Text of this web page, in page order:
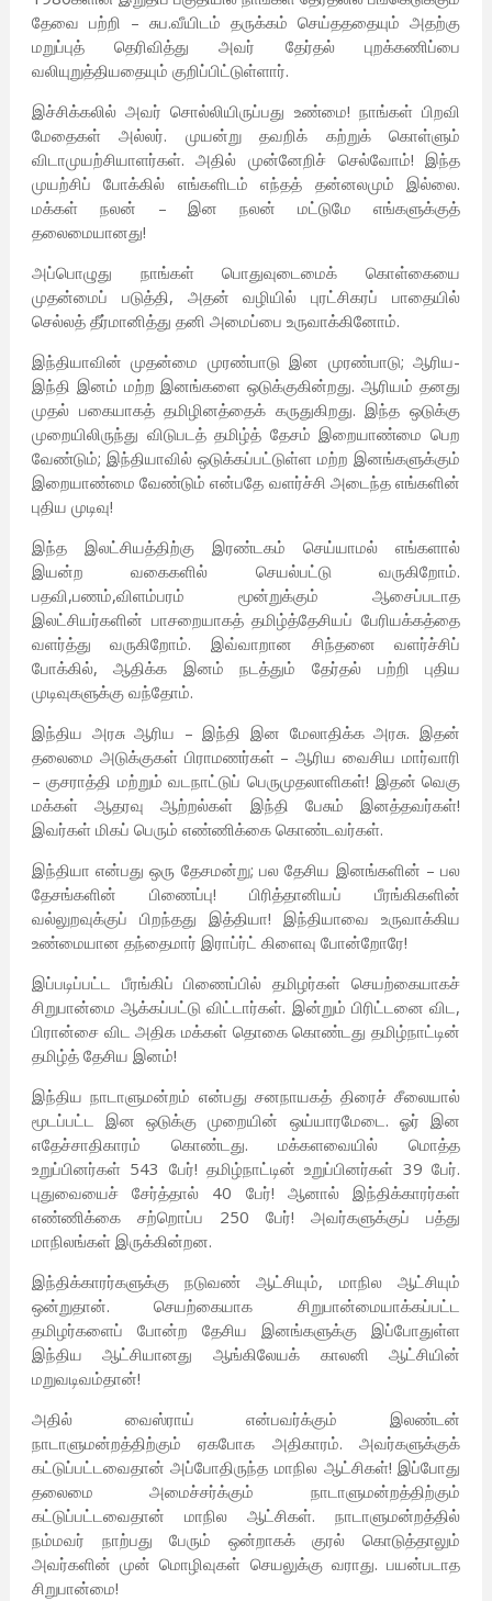
தேவை பற்றி – சுப.வீயிடம் தருக்கம் செய்தததையும் அதற்கு
மறுப்புத் தெரிவித்து அவர் தேர்தல் புறக்கணிப்பை
வலியுறுத்தியதையும் குறிப்பிட்டுள்ளார்.
இச்சிக்கலில் அவர் சொல்லியிருப்பது உண்மை! நாங்கள் பிறவி
மேதைகள் அல்லர். முயன்று தவறிக் கற்றுக் கொள்ளும்
விடாமுயற்சியாளர்கள். அதில் முன்னேறிச் செல்வோம்! இந்த
முயற்சிப் போக்கில் எங்களிடம் எந்தத் தன்னலமும் இல்லை.
மக்கள் நலன் – இன நலன் மட்டுமே எங்களுக்குத்
தலைமையானது!
அப்பொழுது நாங்கள் பொதுவுடைமைக் கொள்கையை
முதன்மைப் படுத்தி, அதன் வழியில் புரட்சிகரப் பாதையில்
செல்லத் தீர்மானித்து தனி அமைப்பை உருவாக்கினோம்.
இந்தியாவின் முதன்மை முரண்பாடு இன முரண்பாடு; ஆரிய-
இந்தி இனம் மற்ற இனங்களை ஒடுக்குகின்றது. ஆரியம் தனது
முதல் பகையாகத் தமிழினத்தைக் கருதுகிறது. இந்த ஒடுக்கு
முறையிலிருந்து விடுபடத் தமிழ்த் தேசம் இறையாண்மை பெற
வேண்டும்; இந்தியாவில் ஒடுக்கப்பட்டுள்ள மற்ற இனங்களுக்கும்
இறையாண்மை வேண்டும் என்பதே வளர்ச்சி அடைந்த எங்களின்
புதிய முடிவு!
இந்த இலட்சியத்திற்கு இரண்டகம் செய்யாமல் எங்களால்
இயன்ற வகைகளில் செயல்பட்டு வருகிறோம்.
பதவி,பணம்,விளம்பரம் மூன்றுக்கும் ஆசைப்படாத
இலட்சியர்களின் பாசறையாகத் தமிழ்த்தேசியப் பேரியக்கத்தை
வளர்த்து வருகிறோம். இவ்வாறான சிந்தனை வளர்ச்சிப்
போக்கில், ஆதிக்க இனம் நடத்தும் தேர்தல் பற்றி புதிய
முடிவுகளுக்கு வந்தோம்.
இந்திய அரசு ஆரிய – இந்தி இன மேலாதிக்க அரசு. இதன்
தலைமை அடுக்குகள் பிராமணர்கள் – ஆரிய வைசிய மார்வாரி
– குசராத்தி மற்றும் வடநாட்டுப் பெருமுதலாளிகள்! இதன் வெகு
மக்கள் ஆதரவு ஆற்றல்கள் இந்தி பேசும் இனத்தவர்கள்!
இவர்கள் மிகப் பெரும் எண்ணிக்கை கொண்டவர்கள்.
இந்தியா என்பது ஒரு தேசமன்று; பல தேசிய இனங்களின் – பல
தேசங்களின் பிணைப்பு! பிரித்தானியப் பீரங்கிகளின்
வல்லுறவுக்குப் பிறந்தது இத்தியா! இந்தியாவை உருவாக்கிய
உண்மையான தந்தைமார் இராப்ர்ட் கிளைவு போன்றோரே!
இப்படிப்பட்ட பீரங்கிப் பிணைப்பில் தமிழர்கள் செயற்கையாகச்
சிறுபான்மை ஆக்கப்பட்டு விட்டார்கள். இன்றும் பிரிட்டனை விட,
பிரான்சை விட அதிக மக்கள் தொகை கொண்டது தமிழ்நாட்டின்
தமிழ்த் தேசிய இனம்!
இந்திய நாடாளுமன்றம் என்பது சனநாயகத் திரைச் சீலையால்
மூடப்பட்ட இன ஒடுக்கு முறையின் ஒய்யாரமேடை. ஓர் இன
எதேச்சாதிகாரம் கொண்டது. மக்களவையில் மொத்த
உறுப்பினர்கள் 543 பேர்! தமிழ்நாட்டின் உறுப்பினர்கள் 39 பேர்.
புதுவையைச் சேர்த்தால் 40 பேர்! ஆனால் இந்திக்காரர்கள்
எண்ணிக்கை சற்றொப்ப 250 பேர்! அவர்களுக்குப் பத்து
மாநிலங்கள் இருக்கின்றன.
இந்திக்காரர்களுக்கு நடுவண் ஆட்சியும், மாநில ஆட்சியும்
ஒன்றுதான். செயற்கையாக சிறுபான்மையாக்கப்பட்ட
தமிழர்களைப் போன்ற தேசிய இனங்களுக்கு இப்போதுள்ள
இந்திய ஆட்சியானது ஆங்கிலேயக் காலனி ஆட்சியின்
மறுவடிவம்தான்!
அதில் வைஸ்ராய் என்பவர்க்கும் இலண்டன்
நாடாளுமன்றத்திற்கும் ஏகபோக அதிகாரம். அவர்களுக்குக்
கட்டுப்பட்டவைதான் அப்போதிருந்த மாநில ஆட்சிகள்! இப்போது
தலைமை அமைச்சர்க்கும் நாடாளுமன்றத்திற்கும்
கட்டுப்பட்டவைதான் மாநில ஆட்சிகள். நாடாளுமன்றத்தில்
நம்மவர் நாற்பது பேரும் ஒன்றாகக் குரல் கொடுத்தாலும்
அவர்களின் முன் மொழிவுகள் செயலுக்கு வராது. பயன்படாத
சிறுபான்மை!